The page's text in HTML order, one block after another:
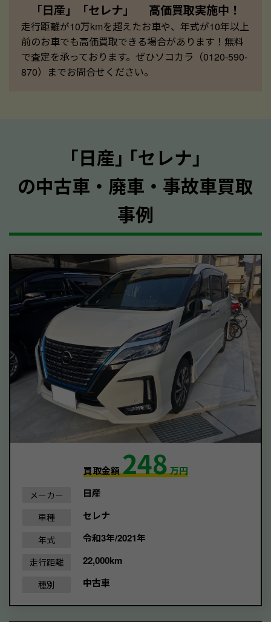
「日産」「セレナ」 高価買取実施中！
走行距離が10万kmを超えたお車や、年式が10年以上
前のお車でも高価買取できる場合があります！無料
で査定を承っております。ぜひソコカラ（0120-590-
870）までお問合せください。
｢日産｣ ｢セレナ｣
の中古車・廃車・事故車買取
事例
買取金額248万円
メーカー 日産
車種 セレナ
年式 令和3年/2021年
走行距離 22,000km
種別 中古車